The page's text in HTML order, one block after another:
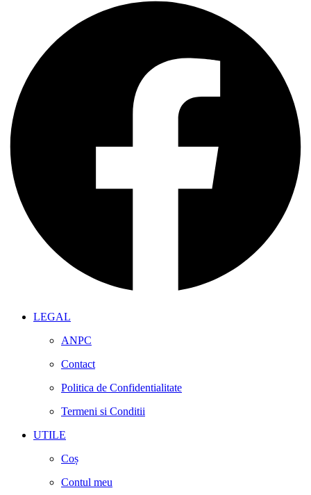
LEGAL
ANPC
Contact
Politica de Confidentialitate
Termeni si Conditii
UTILE
Coș
Contul meu